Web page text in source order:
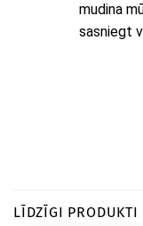
mudina
sasniegt
LĪDZĪGI PRODUKTI